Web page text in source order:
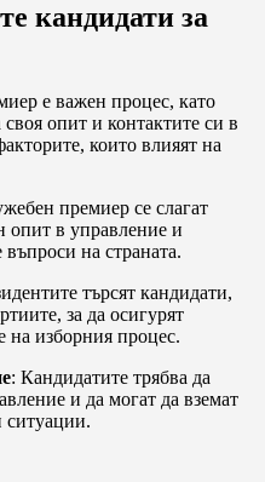
кандидати за
е важен процес, като
опит и контактите си в
които влияят на
премиер се слагат
опит в управление и
на страната.
търсят кандидати,
за да осигурят
на изборния процес.
: Кандидатите трябва да
и да могат да вземат
ситуации.